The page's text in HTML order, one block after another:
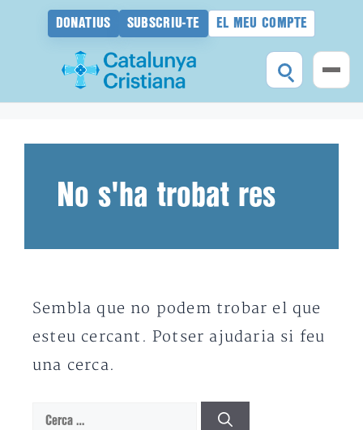
DONATIUS SUBSCRIU-TE EL MEU COMPTE
No s'ha trobat res
Sembla que no podem trobar el que
esteu cercant. Potser ajudaria si feu
una cerca.
Cerca: